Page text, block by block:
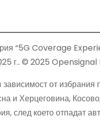
“5G Coverage
г.. © 2025
от избрания
и Херцеговина,
след което отпадат